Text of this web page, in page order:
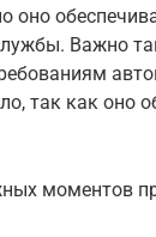
оно
Важно
так как оно
моментов